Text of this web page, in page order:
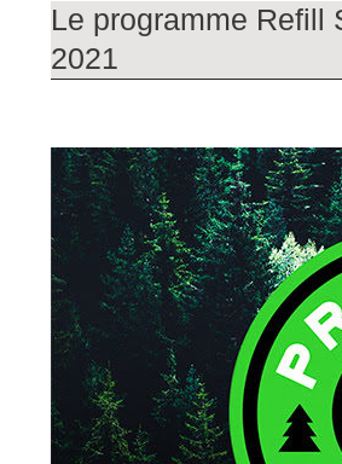
Le programme Refill
2021